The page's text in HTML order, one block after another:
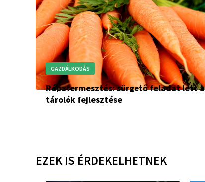
GAZDÁLKODÁS
Répatermesztés: sürgető feladat lett a
tárolók fejlesztése
EZEK IS ÉRDEKELHETNEK